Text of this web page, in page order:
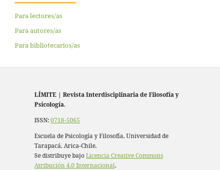
Para lectores/as
Para autores/as
Para bibliotecarios/as
LÍMITE | Revista Interdisciplinaria de Filosofía y
Psicología.
ISSN:0718-5065
Escuela de Psicología y Filosofía, Universidad de
Tarapacá, Arica-Chile.
Se distribuye bajoLicencia Creative Commons
Atribución 4.0 Internacional.